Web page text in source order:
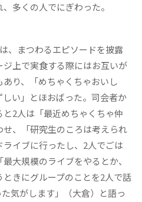
多くの人でにぎわった。
、まつわるエピソードを披露
上で実食する際にはお互いが
り、「めちゃくちゃおいし
い」とほおばった。司会者か
2人は「最近めちゃくちゃ仲
、「研究生のころは考えられ
イブに行ったし、2人でごは
大規模のライブをやるとか、
きにグループのことを2人で話
気がします」（大倉）と語っ